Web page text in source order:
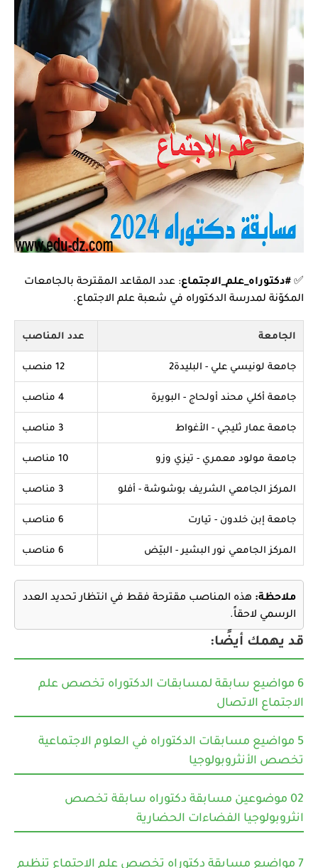
✅ #دكتوراه_علم_الاجتماع: عدد المقاعد المقترحة بالجامعات
المكوّنة لمدرسة الدكتوراه في شعبة علم الاجتماع.
الجامعة عدد المناصب
جامعة لونيسي علي - البليدة2 12 منصب
جامعة أكلي محند أولحاج - البويرة 4 مناصب
جامعة عمار ثليجي - الأغواط 3 مناصب
جامعة مولود معمري - تيزي وزو 10 مناصب
المركز الجامعي الشريف بوشوشة - أفلو 3 مناصب
جامعة إبن خلدون - تيارت 6 مناصب
المركز الجامعي نور البشير - البيّض 6 مناصب
ملاحظة: هذه المناصب مقترحة فقط في انتظار تحديد العدد
الرسمي لاحقاً.
قد يهمك أيضًا:
6 مواضيع سابقة لمسابقات الدكتوراه تخصص علم
الاجتماع الاتصال
5 مواضيع مسابقات الدكتوراه في العلوم الاجتماعية
تخصص الأنثروبولوجيا
02 موضوعين مسابقة دكتوراه سابقة تخصص
انثروبولوجيا الفضاءات الحضارية
7 مواضيع مسابقة دكتوراه تخصص علم الاجتماع تنظيم